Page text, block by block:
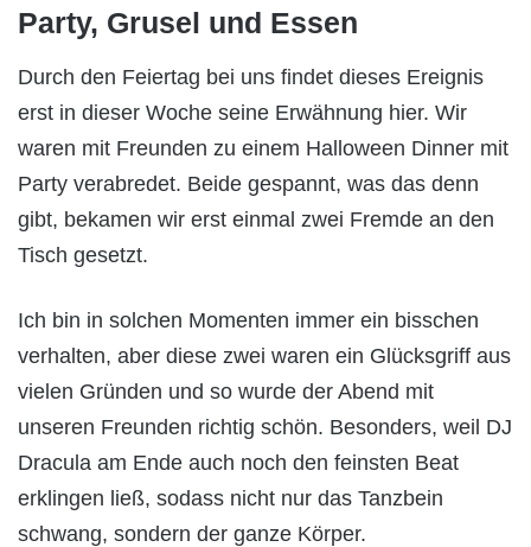
Party, Grusel und Essen
Durch den Feiertag bei uns findet dieses Ereignis
erst in dieser Woche seine Erwähnung hier. Wir
waren mit Freunden zu einem Halloween Dinner mit
Party verabredet. Beide gespannt, was das denn
gibt, bekamen wir erst einmal zwei Fremde an den
Tisch gesetzt.
Ich bin in solchen Momenten immer ein bisschen
verhalten, aber diese zwei waren ein Glücksgriff aus
vielen Gründen und so wurde der Abend mit
unseren Freunden richtig schön. Besonders, weil DJ
Dracula am Ende auch noch den feinsten Beat
erklingen ließ, sodass nicht nur das Tanzbein
schwang, sondern der ganze Körper.